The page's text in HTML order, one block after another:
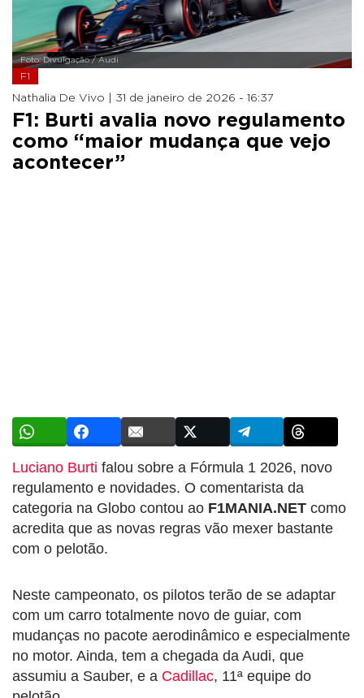
Foto: Divulgação / Audi
F1
Nathalia De Vivo | 31 de janeiro de 2026 - 16:37
F1: Burti avalia novo regulamento
como “maior mudança que vejo
acontecer”
Luciano Burti falou sobre a Fórmula 1 2026, novo
regulamento e novidades. O comentarista da
categoria na Globo contou ao F1MANIA.NET como
acredita que as novas regras vão mexer bastante
com o pelotão.
Neste campeonato, os pilotos terão de se adaptar
com um carro totalmente novo de guiar, com
mudanças no pacote aerodinâmico e especialmente
no motor. Ainda, tem a chegada da Audi, que
assumiu a Sauber, e a Cadillac, 11ª equipe do